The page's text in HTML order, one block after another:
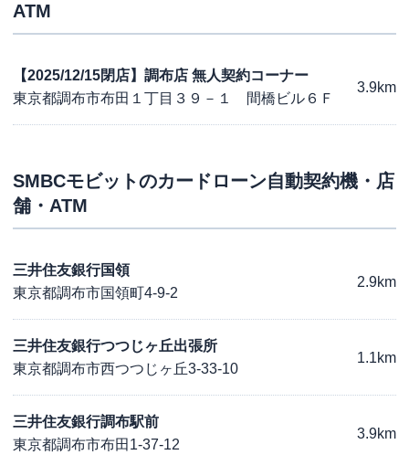
ATM
【2025/12/15閉店】調布店 無人契約コーナー
東京都調布市布田１丁目３９－１ 間橋ビル６Ｆ
3.9km
SMBCモビットのカードローン自動契約機・店
舗・ATM
三井住友銀行国領
東京都調布市国領町4-9-2
2.9km
三井住友銀行つつじヶ丘出張所
東京都調布市西つつじヶ丘3-33-10
1.1km
三井住友銀行調布駅前
東京都調布市布田1-37-12
3.9km